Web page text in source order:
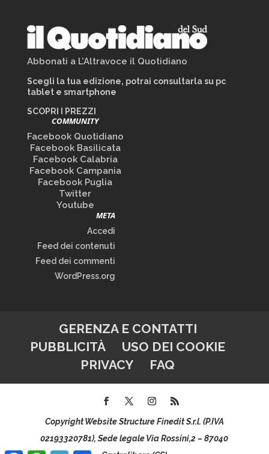
Abbonati a L’Altravoce il Quotidiano
Scegli la tua edizione, potrai consultarla su pc
tablet e smartphone
SCOPRI I PREZZI
COMMUNITY
Facebook Quotidiano
Facebook Basilicata
Facebook Calabria
Facebook Campania
Facebook Puglia
Twitter
Youtube
META
Accedi
Feed dei contenuti
Feed dei commenti
WordPress.org
GERENZA E CONTATTI
PUBBLICITÀ
USO DEI COOKIE
PRIVACY
FAQ
Copyright Website Structure Finedit S.r.l. (P.IVA
02193320781), Sede legale Via Rossini,2 – 87040